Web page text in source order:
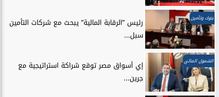
بنوك وتأمين
رئيس ”الرقابة المالية” يبحث مع شركات التأمين
سبل...
الشمول المالي
إي أسواق مصر توقع شراكة استراتيجية مع
جرين...